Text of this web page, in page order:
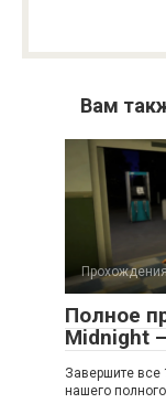
Вам
Полное
Midnight
Завершите
нашего